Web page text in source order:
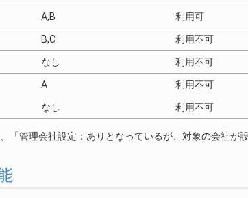
A,B 利用可
B,C 利用不可
なし 利用不可
A 利用不可
なし 利用不可
「管理会社設定：ありとなっているが、対象の会社が